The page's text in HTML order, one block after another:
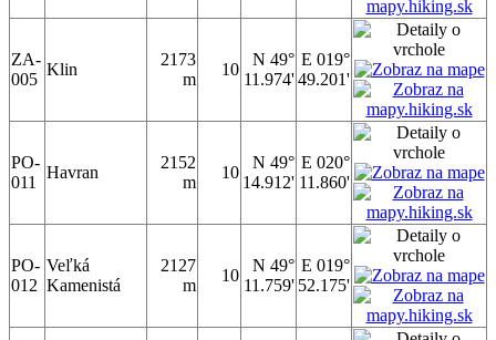
ZA-
005
Klin
2173
m
10
N 49°
11.974'
E 019°
49.201'
PO-
011
Havran
2152
m
10
N 49°
14.912'
E 020°
11.860'
PO-
012
Veľká
Kamenistá
2127
m
10
N 49°
11.759'
E 019°
52.175'